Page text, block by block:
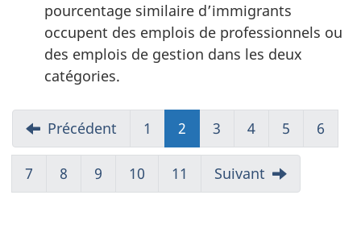
pourcentage similaire d’immigrants
occupent des emplois de professionnels ou
des emplois de gestion dans les deux
catégories.
Précédent 1 2 (présent)
3 4 5 6
7 8 9 10 11 Suivant